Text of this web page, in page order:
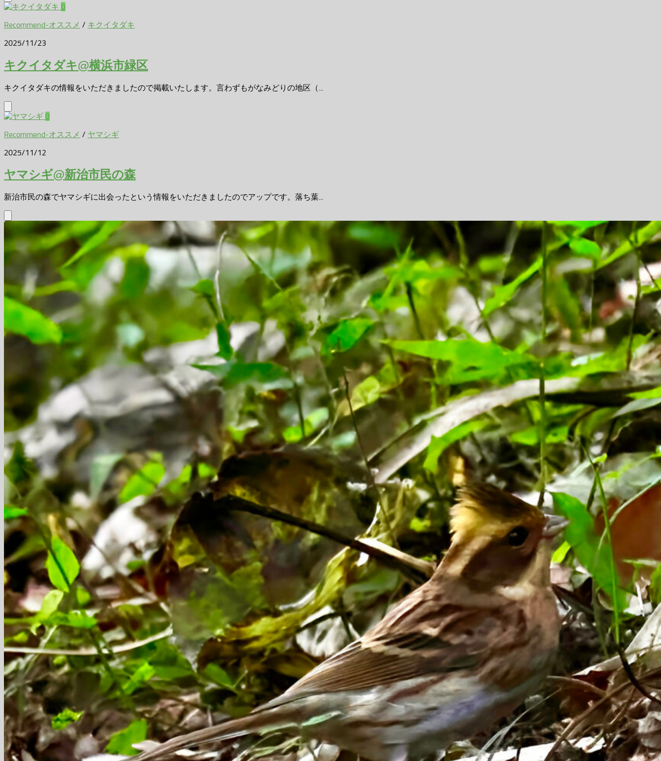
0
Recommend-オススメ / キクイタダキ
2025/11/23
キクイタダキ@横浜市緑区
キクイタダキの情報をいただきましたので掲載いたします。言わずもがなみどりの地区（...
0
Recommend-オススメ / ヤマシギ
2025/11/12
ヤマシギ@新治市民の森
新治市民の森でヤマシギに出会ったという情報をいただきましたのでアップです。落ち葉...